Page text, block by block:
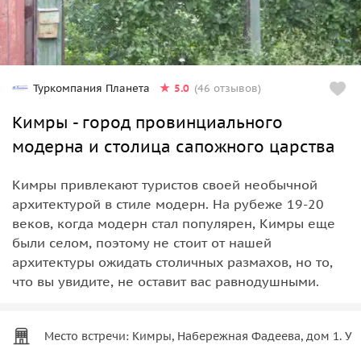
Туркомпания Планета 5.0 (46 отзывов)
Кимры - город провинциального
модерна и столица сапожного царства
Кимры привлекают туристов своей необычной
архитектурой в стиле модерн. На рубеже 19-20
веков, когда модерн стал популярен, Кимры еще
были селом, поэтому не стоит от нашей
архитектуры ожидать столичных размахов, но то,
что вы увидите, не оставит вас равнодушными.
Место встречи: Кимры, Набережная Фадеева, дом 1. У